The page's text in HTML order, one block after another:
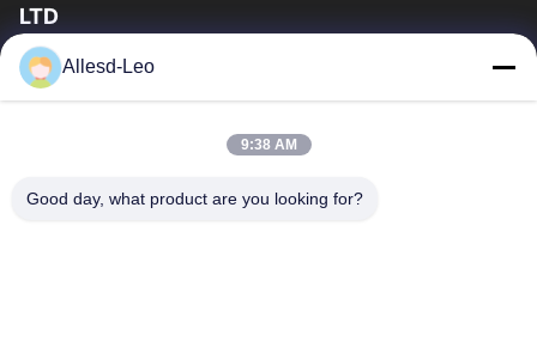
LTD
16years ervaring, als belangrijke fabrikant en exporteur van
ESD & Cleanroom producten, bieden wij een volledige lijn van
Huis
Producten
Allesd-Leo
9:38 AM
Good day, what product are you looking for?